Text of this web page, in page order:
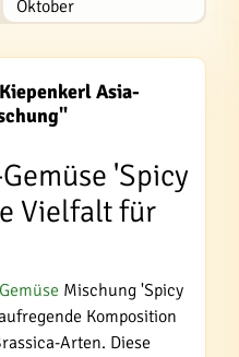
Oktober
Asia-
'Spicy
Vielfalt für
Gemüse Mischung 'Spicy
Komposition
Arten. Diese